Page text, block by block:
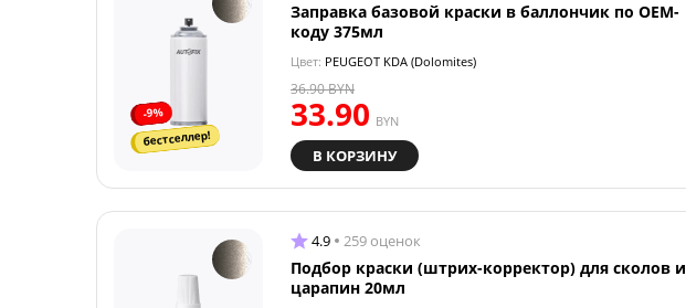
-9%
бестселлер!
Заправка базовой краски в баллончик по OEM-
коду 375мл
Цвет: PEUGEOT KDA (Dolomites)
33.90 BYN
36.90BYN
В КОРЗИНУ
4.9 259 оценок
Подбор краски (штрих-корректор) для сколов и
царапин 20мл